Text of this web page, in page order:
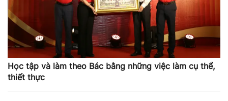
Học tập và làm theo Bác bằng những việc làm cụ thể,
thiết thực